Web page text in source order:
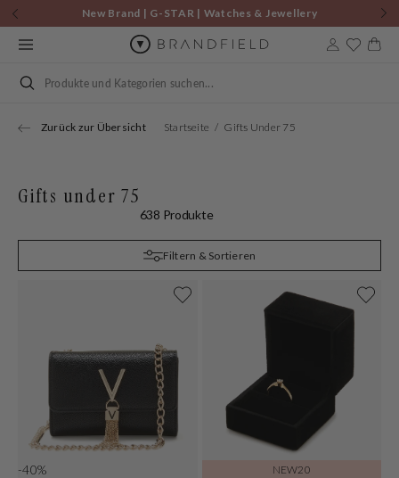
Zum
Inhalt
springen
New Brand | G-STAR | Watches & Jewellery
9to5 Edit | Gratis Tasche ab €75!
Suchen
Zurück zur Übersicht Startseite Gifts Under 75
Gifts under 75
638 Produkte
Filtern & Sortieren
-40% NEW20